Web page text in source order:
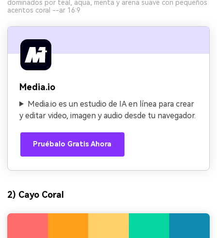
dominados por teal, aqua, menta y arena suave con pequeños
acentos coral --ar 16:9
Media.io
Media.io es un estudio de IA en línea para crear
y editar video, imagen y audio desde tu navegador.
Pruébalo Gratis Ahora
2) Cayo Coral